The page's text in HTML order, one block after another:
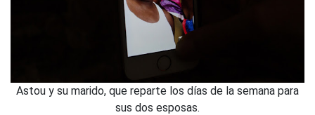
Astou y su marido, que reparte los días de la semana para
sus dos esposas.